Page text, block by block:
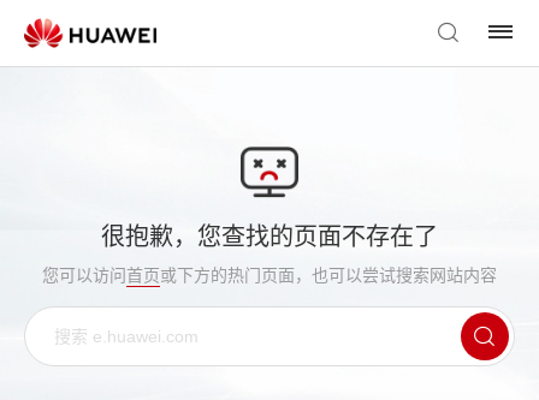
很抱歉，您查找的页面不存在了
您可以访问首页或下方的热门页面，也可以尝试搜索网站内容